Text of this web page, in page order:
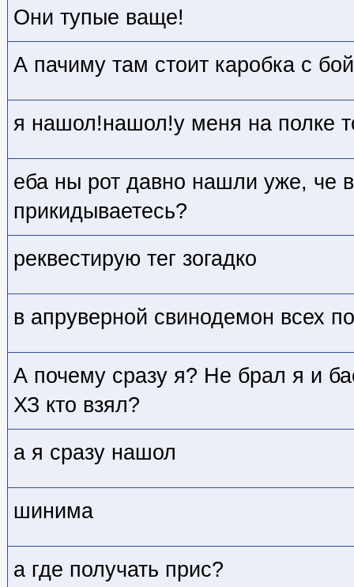
Они тупые ваще!
А пачиму там стоит каробка с
я нашол!нашол!у меня на полке
еба ны рот давно нашли уже, че
прикидываетесь?
реквестирую тег зогадко
в апруверной свинодемон всех
А почему сразу я? Не брал я и
ХЗ кто взял?
а я сразу нашол
шинима
а где получать прис?